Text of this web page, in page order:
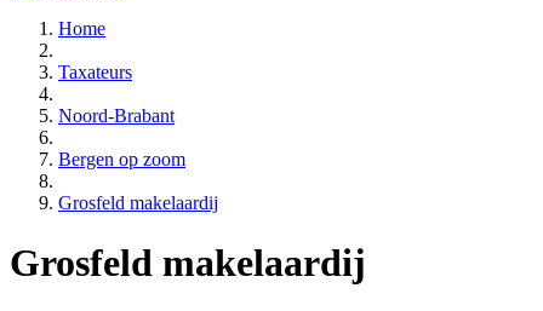
Home
Taxateurs
Noord-Brabant
Bergen op zoom
Grosfeld makelaardij
Grosfeld makelaardij